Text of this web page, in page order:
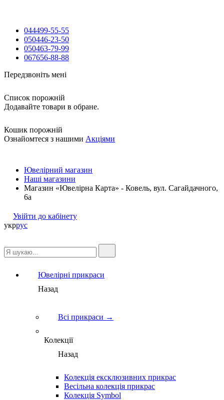
044499-55-55
050446-23-50
050463-79-99
067656-88-88
Передзвоніть мені
Список порожній
Додавайте товари в обране.
Кошик порожній
Ознайомтеся з нашими Акціями
Ювелірний магазин
Наші магазини
Магазин «Ювелірна Карта» - Ковель, вул. Сагайдачного,
6а
Увійти до кабінету
укррус
Ювелірні прикраси
Назад
Всі прикраси →
Колекції
Назад
Колекція ексклюзивних прикрас
Весільна колекція прикрас
Колекція Symbol